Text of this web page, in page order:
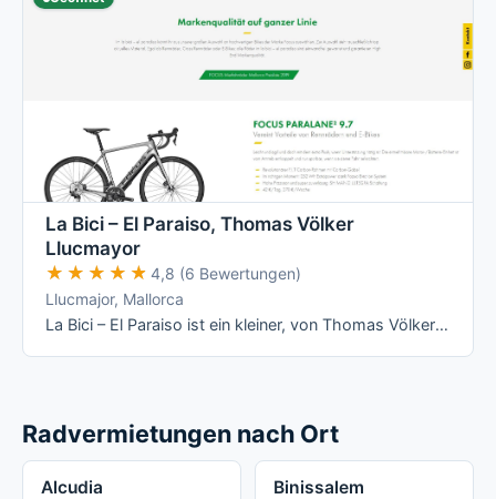
La Bici – El Paraiso, Thomas Völker
Llucmayor
★★★★★
★★★★★ 4,8 (6 Bewertungen)
Llucmajor, Mallorca
La Bici – El Paraiso ist ein kleiner, von Thomas Völker persönlich geführter Radverleih in Llucmajor mit Fokus auf Focus-Räder (Rennrad, …
Radvermietungen nach Ort
Alcudia Binissalem